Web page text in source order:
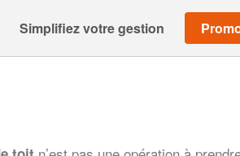
Simplifiez votre gestion